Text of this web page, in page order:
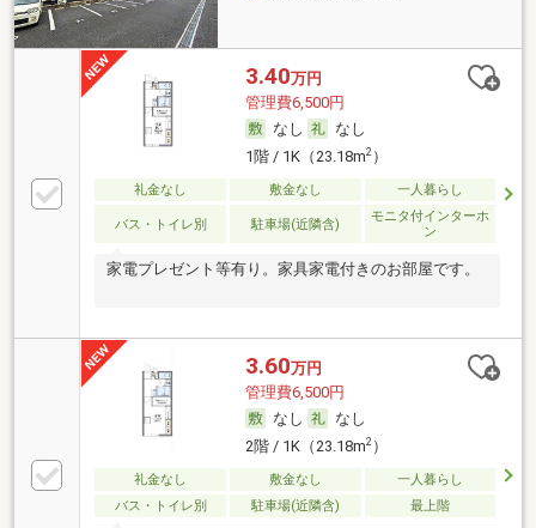
3.40万円
管理費6,500円
なし
なし
1階 / 1K（23.18m2）
礼金なし 敷金なし 一人暮らし
バス・トイレ別 駐車場(近隣含)
モニタ付インターホ
ン
家電プレゼント等有り。家具家電付きのお部屋です。
3.60万円
管理費6,500円
なし
なし
2階 / 1K（23.18m2）
礼金なし 敷金なし
一人暮らし
バス・トイレ別
駐車場(近隣含) 最上階